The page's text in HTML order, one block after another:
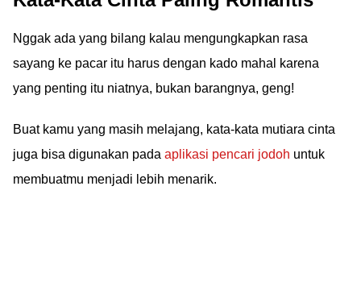
Nggak ada yang bilang kalau mengungkapkan rasa
sayang ke pacar itu harus dengan kado mahal karena
yang penting itu niatnya, bukan barangnya, geng!
Buat kamu yang masih melajang, kata-kata mutiara cinta
juga bisa digunakan pada aplikasi pencari jodoh untuk
membuatmu menjadi lebih menarik.